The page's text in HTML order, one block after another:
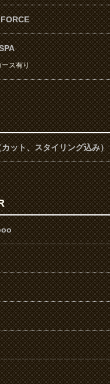
ース有り
ット、スタイリング込み）